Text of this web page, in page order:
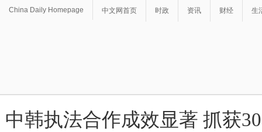
China Daily Homepage 中文网首页 时政 资讯 财经 生
中韩执法合作成效显著 抓获